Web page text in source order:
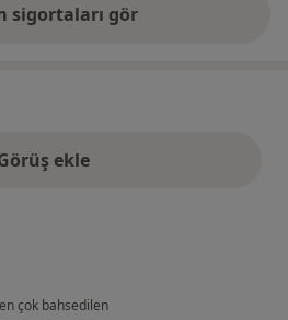
sigortaları gör
ekle
çok bahsedilen